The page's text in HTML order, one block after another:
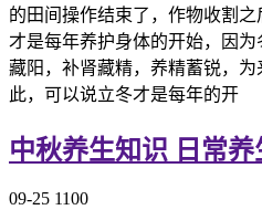
的田间操作结束了，作物收割之
才是每年养护身体的开始，因为
藏阳，补肾藏精，养精蓄锐，
此，可以说立冬才是每年的开
中秋养生知识 日常
09-25 1100